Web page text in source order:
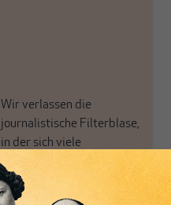
Wir verlassen die
journalistische Filterblase,
in der sich viele
eingerichtet haben. Wir
öffnen Fenster und
bringen frische Luft in die